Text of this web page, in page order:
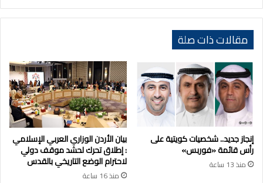
الصيني
مقالات ذات صلة
إنجاز جديد.. شخصيات كويتية على
رأس قائمة «فوربس»
منذ 13 ساعة
بيان الأردن الوزاري العربي الإسلامي
: إطلاق تحرك لحشد موقف دولي
لاحترام الوضع التاريخي بالقدس
منذ 16 ساعة